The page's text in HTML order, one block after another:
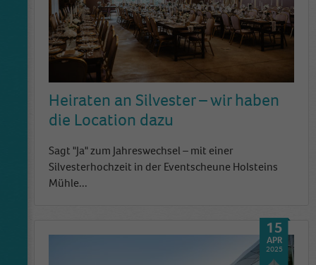
Heiraten an Silvester – wir haben
die Location dazu
Sagt "Ja" zum Jahreswechsel – mit einer
Silvesterhochzeit in der Eventscheune Holsteins
Mühle...
15
APR
2025